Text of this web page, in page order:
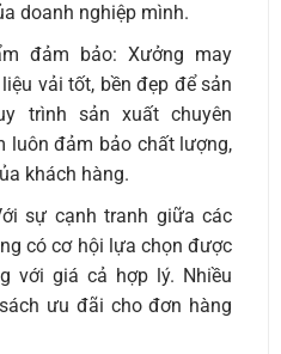
doanh nghiệp mình.
đảm bảo: Xưởng may
vải tốt, bền đẹp để sản
trình sản xuất chuyên
luôn đảm bảo chất lượng,
khách hàng.
sự cạnh tranh giữa các
có cơ hội lựa chọn được
với giá cả hợp lý. Nhiều
ưu đãi cho đơn hàng